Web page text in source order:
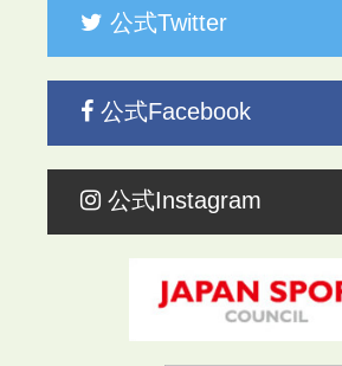
公式Twitter
公式Facebook
公式Instagram